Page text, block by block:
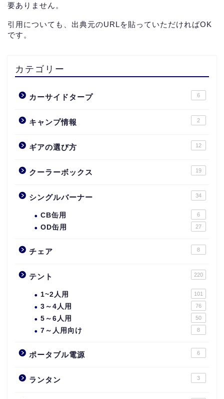
要ありません。
引用についても、出典元のURLを貼っていただければOK
です。
カテゴリー
カーサイドタープ 6
キャンプ情報 2
ギアの選び方 12
クーラーボックス 19
シングルバーナー 34
CB缶用 6
OD缶用 27
チェア 8
テント 220
1~2人用 101
3～4人用 76
5～6人用 50
7～人用向け 8
ポータブル電源 6
ランタン 3